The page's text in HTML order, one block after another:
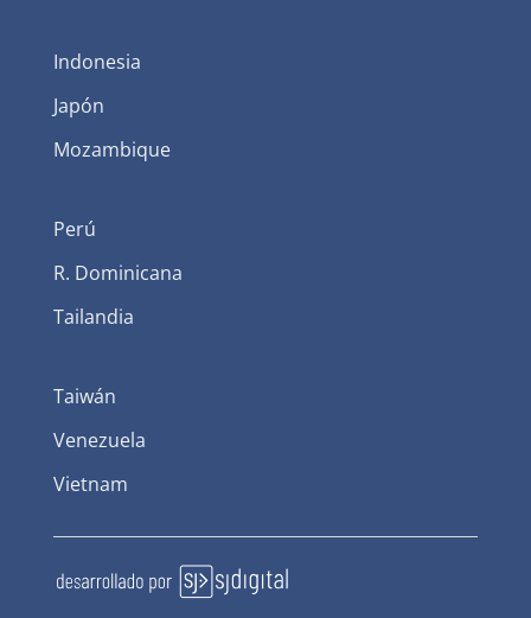
Indonesia
Japón
Mozambique
Perú
R. Dominicana
Tailandia
Taiwán
Venezuela
Vietnam